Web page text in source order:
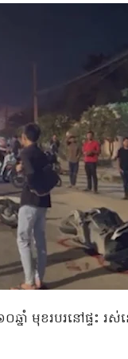
ាំ មុខរបរនៅផ្ទះ រ